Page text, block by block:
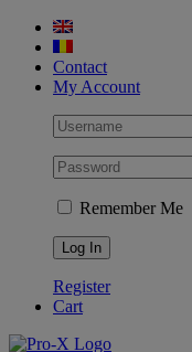
Skip
contentContact
My Account
Remember Me
Register
Cart